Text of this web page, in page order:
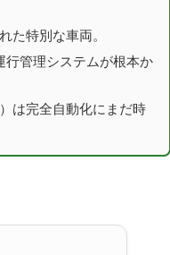
た特別な車両。
行管理システムが根本か
は完全自動化にまだ時